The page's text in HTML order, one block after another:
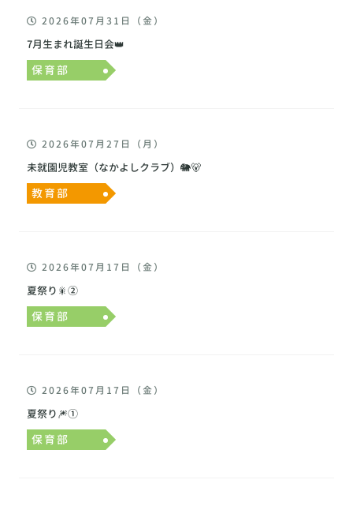
2026年07月31日（金）
7月生まれ誕生日会👑
保育部
2026年07月27日（月）
未就園児教室（なかよしクラブ）🐘🐻
教育部
2026年07月17日（金）
夏祭り🎇②
保育部
2026年07月17日（金）
夏祭り🎆①
保育部